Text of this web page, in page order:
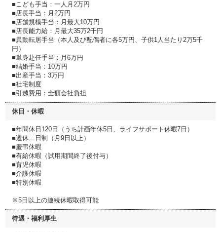
■こども手当：一人月2万円
■店長手当：月2万円
■店舗規模手当：月最大10万円
■店長能力給：月最大35万2千円
■異動転居手当（本人及び配偶者に各5万円、子供1人当たり2万5千
円）
■単身赴任手当：月6万円
■結婚手当：10万円
■出産手当：3万円
■社宅制度
■引越費用：全額会社負担
休日・休暇
■年間休日120日（うち計画年休5日、ライフサポート休暇7日）
■週休二日制（月9日以上）
■慶弔休暇
■有給休暇（試用期間終了後付与）
■育児休暇
■介護休暇
■特別休暇
※5日以上の連続休暇取得可能
待遇・福利厚生